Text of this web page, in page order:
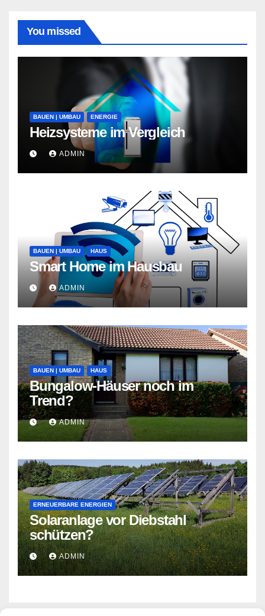
You missed
BAUEN | UMBAU ENERGIE
Heizsysteme im Vergleich
ADMIN
BAUEN | UMBAU HAUS
Smart Home im Hausbau
ADMIN
BAUEN | UMBAU HAUS
Bungalow-Häuser noch im
Trend?
ADMIN
ERNEUERBARE ENERGIEN
Solaranlage vor Diebstahl
schützen?
ADMIN